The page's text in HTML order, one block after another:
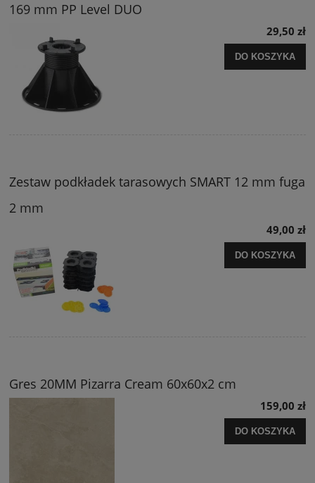
169 mm PP Level DUO
29,50 zł
DO KOSZYKA
Zestaw podkładek tarasowych SMART 12 mm fuga
2 mm
49,00 zł
DO KOSZYKA
Gres 20MM Pizarra Cream 60x60x2 cm
159,00 zł
DO KOSZYKA